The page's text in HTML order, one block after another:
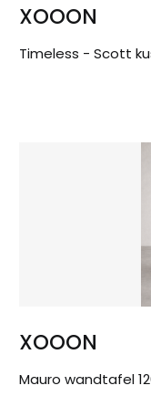
XOOON
Timeless - Scott
XOOON
Mauro wandtafel